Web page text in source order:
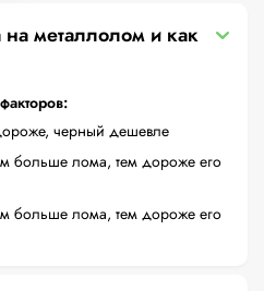
на металлолом и как
черный дешевле
больше лома, тем дороже его
больше лома, тем дороже его